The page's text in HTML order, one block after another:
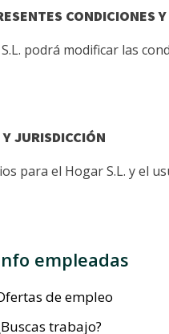
CONDICIONES
podrá modificar las
JURISDICCIÓN
para el Hogar S.L. y el
empleadas
de empleo
trabajo?